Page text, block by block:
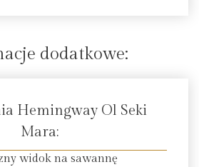
dodatkowe:
Hemingway Ol Seki
Mara:
widok na sawannę